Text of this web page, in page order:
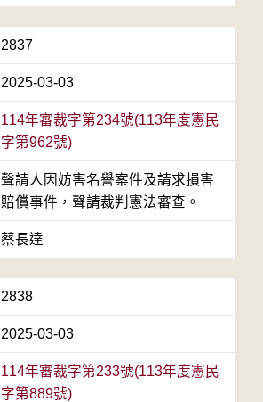
2837
2025-03-03
114年審裁字第234號(113年度憲民
字第962號)
聲請人因妨害名譽案件及請求損害
賠償事件，聲請裁判憲法審查。
蔡長達
2838
2025-03-03
114年審裁字第233號(113年度憲民
字第889號)